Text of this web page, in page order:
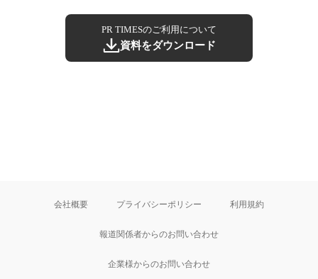
PR TIMESのご利用について
資料をダウンロード
会社概要 プライバシーポリシー 利用規約
報道関係者からのお問い合わせ
企業様からのお問い合わせ